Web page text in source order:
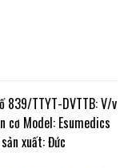
839/TTYT-DVTTB: V/v
cơ Model: Esumedics
xuất: Đức